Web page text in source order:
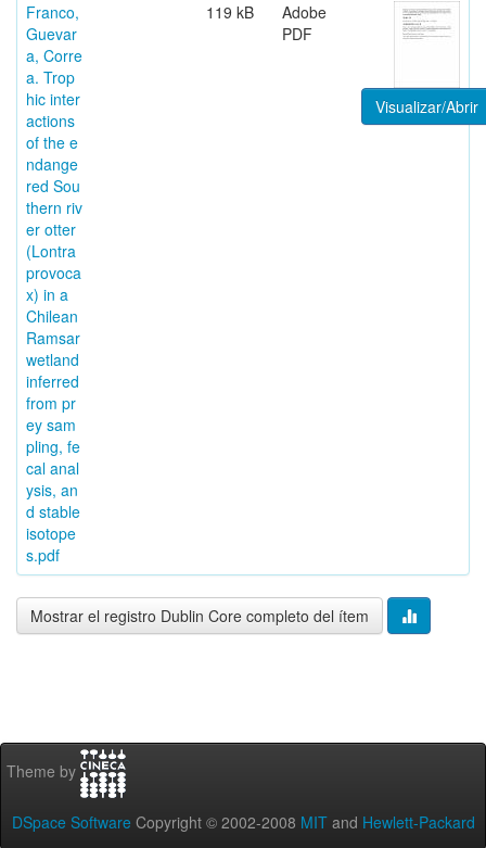
Franco,
Guevar
a, Corre
a. Trop
hic inter
actions
of the e
ndange
red Sou
thern riv
er otter
(Lontra
provoca
x) in a
Chilean
Ramsar
wetland
inferred
from pr
ey sam
pling, fe
cal anal
ysis, an
d stable
isotope
s.pdf
119 kB
Adobe
PDF
Visualizar/Abrir
Mostrar el registro Dublin Core completo del ítem
Theme by
DSpace Software Copyright © 2002-2008 MIT and Hewlett-Packard